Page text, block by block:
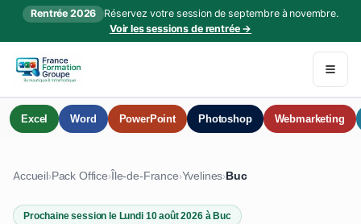
Rentrée 2026
Réservez votre session de septembre à novembre.
Voir les sessions de rentrée →
Excel Word PowerPoint Photoshop Webmarketing
Accueil›Pack Office›Île-de-France›Yvelines›Buc
Prochaine session le Lundi 10 août 2026 à Buc